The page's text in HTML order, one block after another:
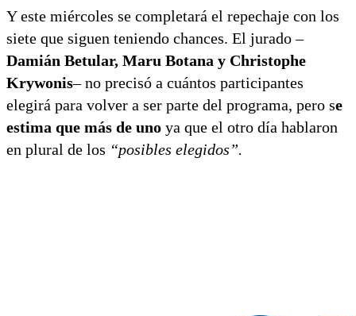
Y este miércoles se completará el repechaje con los
siete que siguen teniendo chances. El jurado –
Damián Betular, Maru Botana y Christophe
Krywonis– no precisó a cuántos participantes
elegirá para volver a ser parte del programa, pero se
estima que más de uno ya que el otro día hablaron
en plural de los “posibles elegidos”.